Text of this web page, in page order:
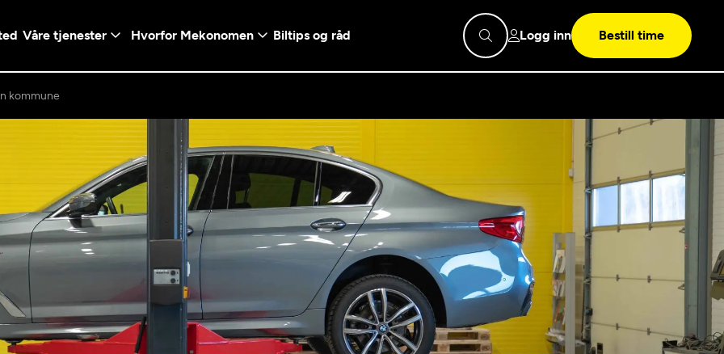
Våre tjenester
- Vanlig bil
Diagnose/Feilsøking
Mekonomen
Bilkonto
Les mer
Mekonomen Fleet
Hvorfor Mekonomen
valg
og fabrikkgaranti
Biltips og råd Logg inn Bestill time
konto ved å klikke på
Logg inn med Vipps
Telefonnummer
Norway
+47
Søk
kommune